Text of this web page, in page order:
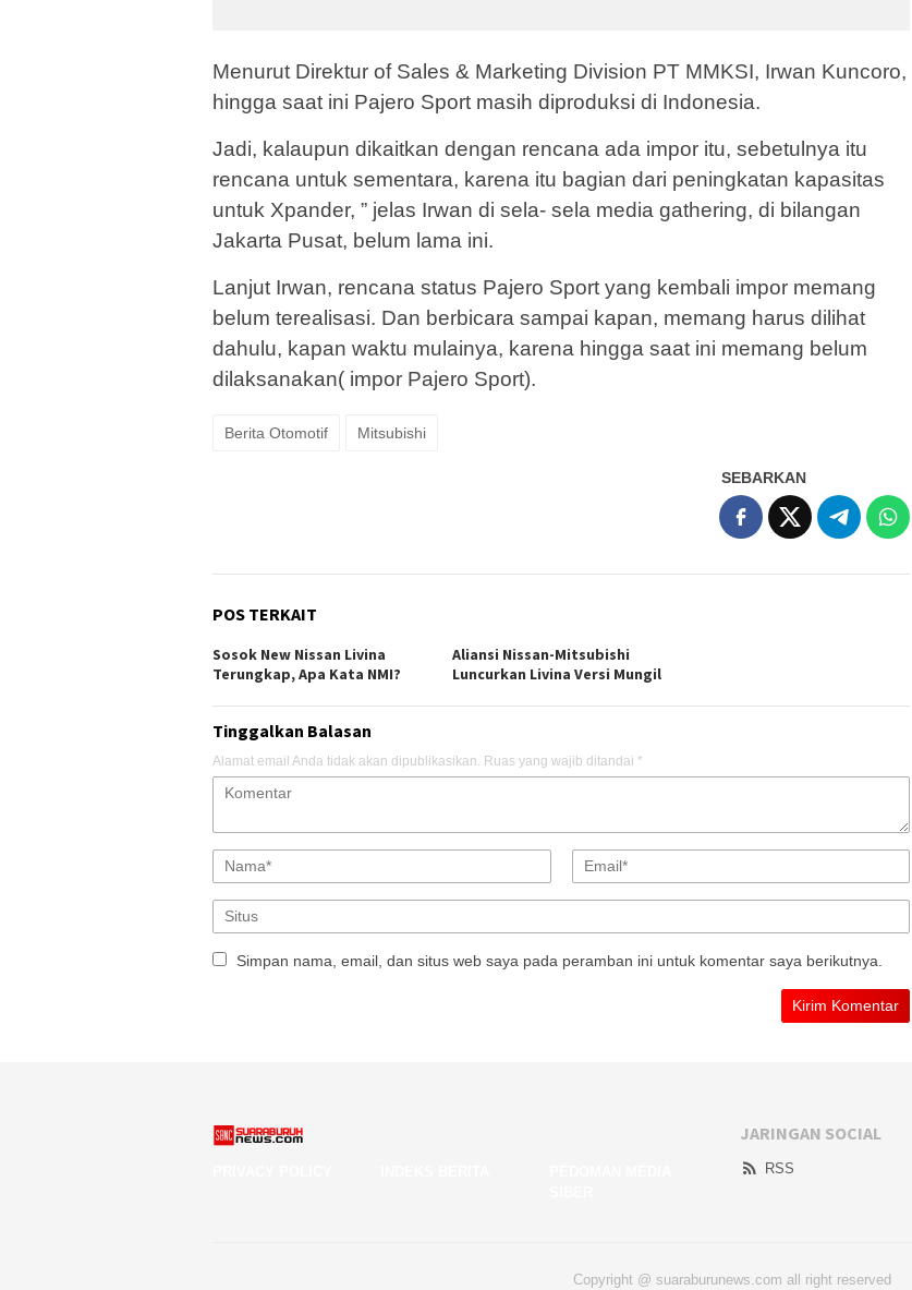
Menurut Direktur of Sales & Marketing Division PT MMKSI, Irwan Kuncoro,
hingga saat ini Pajero Sport masih diproduksi di Indonesia.
Jadi, kalaupun dikaitkan dengan rencana ada impor itu, sebetulnya itu
rencana untuk sementara, karena itu bagian dari peningkatan kapasitas
untuk Xpander, ” jelas Irwan di sela- sela media gathering, di bilangan
Jakarta Pusat, belum lama ini.
Lanjut Irwan, rencana status Pajero Sport yang kembali impor memang
belum terealisasi. Dan berbicara sampai kapan, memang harus dilihat
dahulu, kapan waktu mulainya, karena hingga saat ini memang belum
dilaksanakan( impor Pajero Sport).
Berita Otomotif Mitsubishi
SEBARKAN
POS TERKAIT
Sosok New Nissan Livina
Terungkap, Apa Kata NMI?
Aliansi Nissan-Mitsubishi
Luncurkan Livina Versi Mungil
Tinggalkan Balasan
Alamat email Anda tidak akan dipublikasikan. Ruas yang wajib ditandai *
Simpan nama, email, dan situs web saya pada peramban ini untuk komentar saya berikutnya.
JARINGAN SOCIAL
RSS
Copyright @ suaraburunews.com all right reserved